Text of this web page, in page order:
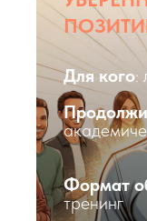
Для кого:
Формат
тренинг
ТЕЛЕФОН
+7 351 214 -
О нас
Контакты